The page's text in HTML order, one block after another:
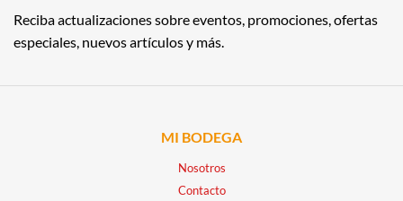
Reciba actualizaciones sobre eventos, promociones, ofertas
especiales, nuevos artículos y más.
MI BODEGA
Nosotros
Contacto